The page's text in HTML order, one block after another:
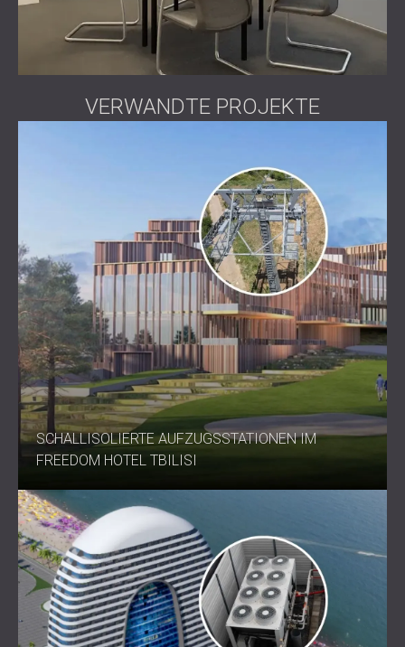
VERWANDTE PROJEKTE
SCHALLISOLIERTE AUFZUGSSTATIONEN IM
FREEDOM HOTEL TBILISI